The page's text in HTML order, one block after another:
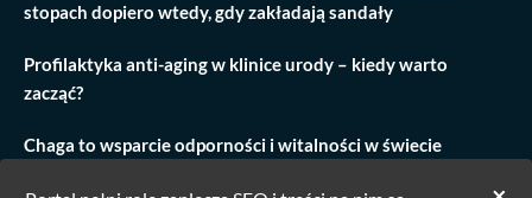
stopach dopiero wtedy, gdy zakładają sandały
Profilaktyka anti-aging w klinice urody – kiedy warto
zacząć?
Chaga to wsparcie odporności i witalności w świecie